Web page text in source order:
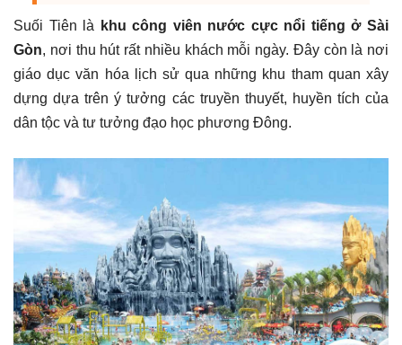
Suối Tiên là khu công viên nước cực nổi tiếng ở Sài
Gòn, nơi thu hút rất nhiều khách mỗi ngày. Đây còn là nơi
giáo dục văn hóa lịch sử qua những khu tham quan xây
dựng dựa trên ý tưởng các truyền thuyết, huyền tích của
dân tộc và tư tưởng đạo học phương Ðông.